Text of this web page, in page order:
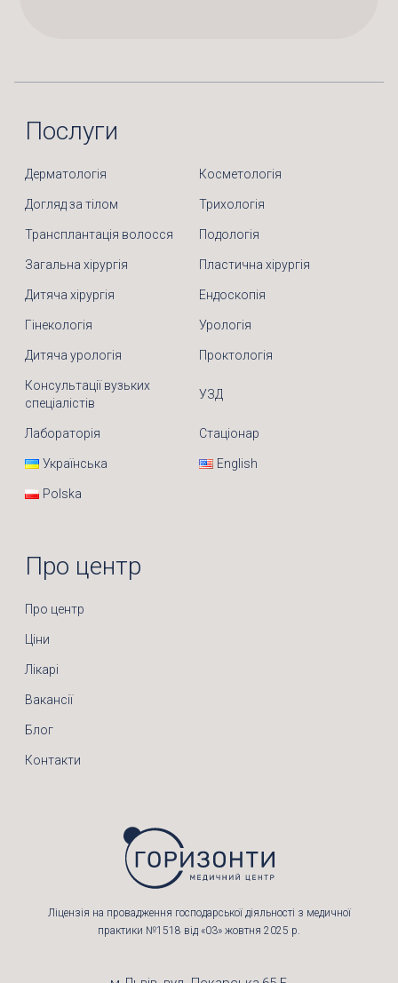
Послуги
Дерматологія Косметологія
Догляд за тілом Трихологія
Трансплантація волосся Подологія
Загальна хірургія Пластична хірургія
Дитяча хірургія Ендоскопія
Гінекологія Урологія
Дитяча урологія Проктологія
Консультації вузьких
спеціалістів
УЗД
Лабораторія Стаціонар
Українська English
Polska
Про центр
Про центр
Ціни
Лікарі
Вакансії
Блог
Контакти
Ліцензія на провадження господарської діяльності з медичної
практики №1518 від «03» жовтня 2025 р.